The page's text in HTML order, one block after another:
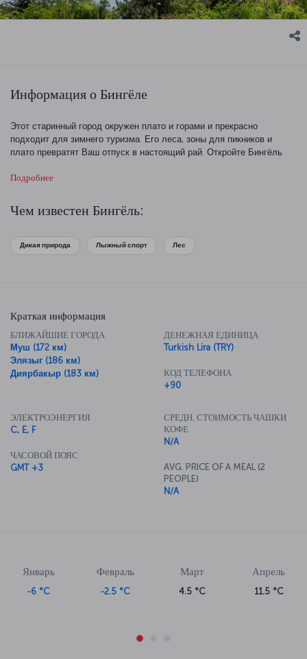
Информация о Бингёле
Этот старинный город окружен плато и горами и прекрасно
подходит для зимнего туризма. Его леса, зоны для пикников и
плато превратят Ваш отпуск в настоящий рай. Откройте Бингёль
Подробнее
Чем известен Бингёль:
Дикая природа Лыжный спорт Лес
Краткая информация
БЛИЖАЙШИЕ ГОРОДА
Муш (172 км)
Элязыг (186 км)
Диярбакыр (183 км)
ДЕНЕЖНАЯ ЕДИНИЦА
Turkish Lira (TRY)
КОД ТЕЛЕФОНА
+90
ЭЛЕКТРОЭНЕРГИЯ
C, E, F
ЧАСОВОЙ ПОЯС
GMT +3
СРЕДН. СТОИМОСТЬ ЧАШКИ
КОФЕ
N/A
AVG. PRICE OF A MEAL (2
PEOPLE)
N/A
Январь
-6 °C
Февраль
-2.5 °C
Март
4.5 °C
Апрель
11.5 °C